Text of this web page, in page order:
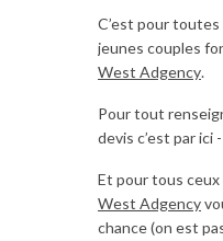
C’est pour
jeunes couples
West Adgency.
Pour tout
devis c’est par ici
Et pour tous ceux
West Adgency
chance (on est